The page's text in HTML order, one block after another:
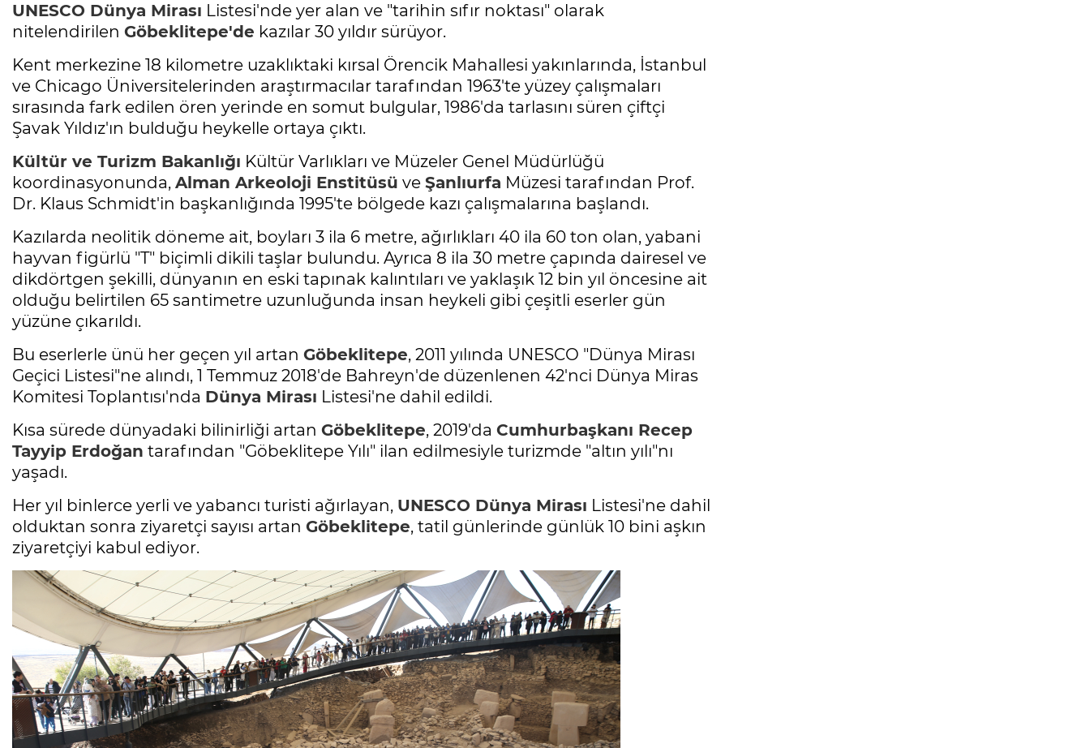
UNESCO Dünya Mirası Listesi'nde yer alan ve "tarihin sıfır noktası" olarak
nitelendirilen Göbeklitepe'de kazılar 30 yıldır sürüyor.
Kent merkezine 18 kilometre uzaklıktaki kırsal Örencik Mahallesi yakınlarında, İstanbul
ve Chicago Üniversitelerinden araştırmacılar tarafından 1963'te yüzey çalışmaları
sırasında fark edilen ören yerinde en somut bulgular, 1986'da tarlasını süren çiftçi
Şavak Yıldız'ın bulduğu heykelle ortaya çıktı.
Kültür ve Turizm Bakanlığı Kültür Varlıkları ve Müzeler Genel Müdürlüğü
koordinasyonunda, Alman Arkeoloji Enstitüsü ve Şanlıurfa Müzesi tarafından Prof.
Dr. Klaus Schmidt'in başkanlığında 1995'te bölgede kazı çalışmalarına başlandı.
Kazılarda neolitik döneme ait, boyları 3 ila 6 metre, ağırlıkları 40 ila 60 ton olan, yabani
hayvan figürlü "T" biçimli dikili taşlar bulundu. Ayrıca 8 ila 30 metre çapında dairesel ve
dikdörtgen şekilli, dünyanın en eski tapınak kalıntıları ve yaklaşık 12 bin yıl öncesine ait
olduğu belirtilen 65 santimetre uzunluğunda insan heykeli gibi çeşitli eserler gün
yüzüne çıkarıldı.
Bu eserlerle ünü her geçen yıl artan Göbeklitepe, 2011 yılında UNESCO "Dünya Mirası
Geçici Listesi"ne alındı, 1 Temmuz 2018'de Bahreyn'de düzenlenen 42'nci Dünya Miras
Komitesi Toplantısı'nda Dünya Mirası Listesi'ne dahil edildi.
Kısa sürede dünyadaki bilinirliği artan Göbeklitepe, 2019'da Cumhurbaşkanı Recep
Tayyip Erdoğan tarafından "Göbeklitepe Yılı" ilan edilmesiyle turizmde "altın yılı"nı
yaşadı.
Her yıl binlerce yerli ve yabancı turisti ağırlayan, UNESCO Dünya Mirası Listesi'ne dahil
olduktan sonra ziyaretçi sayısı artan Göbeklitepe, tatil günlerinde günlük 10 bini aşkın
ziyaretçiyi kabul ediyor.